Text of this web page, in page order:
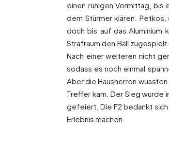
einen ruhigen Vormittag,
dem Stürmer klären.
doch bis auf das Aluminium
Strafraum den Ball
Nach einer weiteren nicht
sodass es noch einmal
Aber die Hausherren
Treffer kam. Der Sieg wurde
gefeiert. Die F2 bedankt sich
Erlebnis machen.